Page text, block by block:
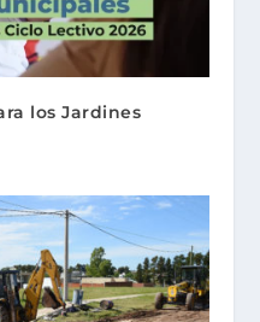
los Jardines